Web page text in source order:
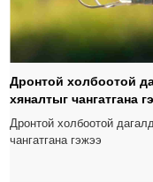
Дронтой холбоотой
хяналтыг чангатгана
Дронтой холбоотой
чангатгана гэжээ